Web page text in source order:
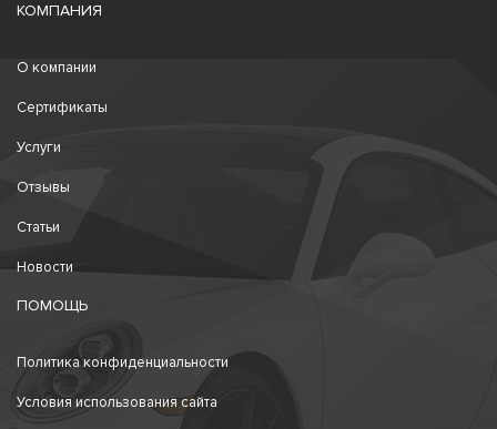
КОМПАНИЯ
О компании
Сертификаты
Услуги
Отзывы
Статьи
Новости
ПОМОЩЬ
Политика конфиденциальности
Условия использования сайта